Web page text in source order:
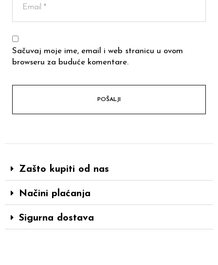
Sačuvaj moje ime, email i web stranicu u ovom
browseru za buduće komentare.
Zašto kupiti od nas
Načini plaćanja
Sigurna dostava